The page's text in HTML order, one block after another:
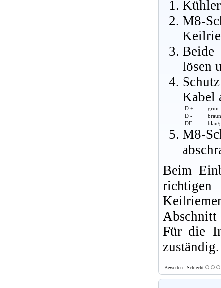
M8-
Beide
lösen
Kabel
D +
grün
D -
braun
DF
blau/
M8-
Beim
Abschnitt
Für die
zuständig.
Bewerten - Schlecht